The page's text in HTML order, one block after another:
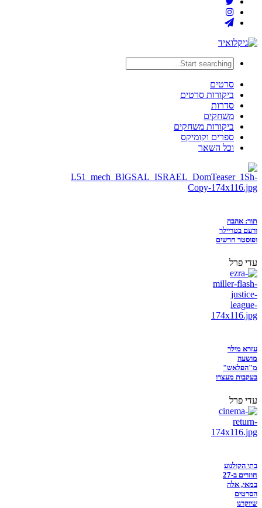
סרטים
ביקורות סרטים
סדרות
משחקים
ביקורות משחקים
ספרים וקומיקס
וכל השאר
תור: אהבה
ורעם בטריילר
ופוסטר חדשים
עדי פרל
עזרא מילר
מושעה
מ"הפלאש"
בעקבות מעצרו
עדי פרל
בתי הקולנוע
חוזרים ב-27
במאי, אלה
הסרטים
שיוקרנו